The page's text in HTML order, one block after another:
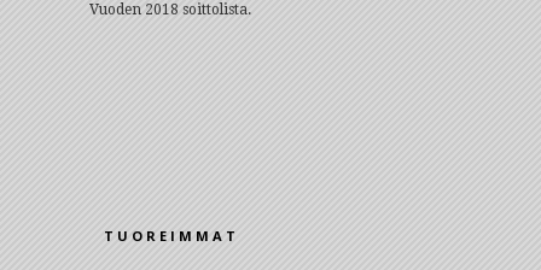
Vuoden 2018 soittolista.
TUOREIMMAT